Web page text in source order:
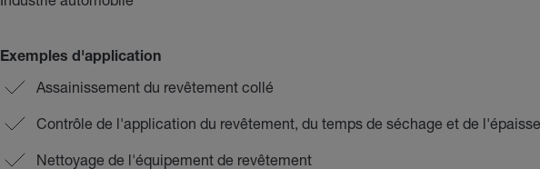
Exemples d'application
Assainissement du revêtement collé
Contrôle de l'application du revêtement, du temps de séchage et de
Nettoyage de l'équipement de revêtement